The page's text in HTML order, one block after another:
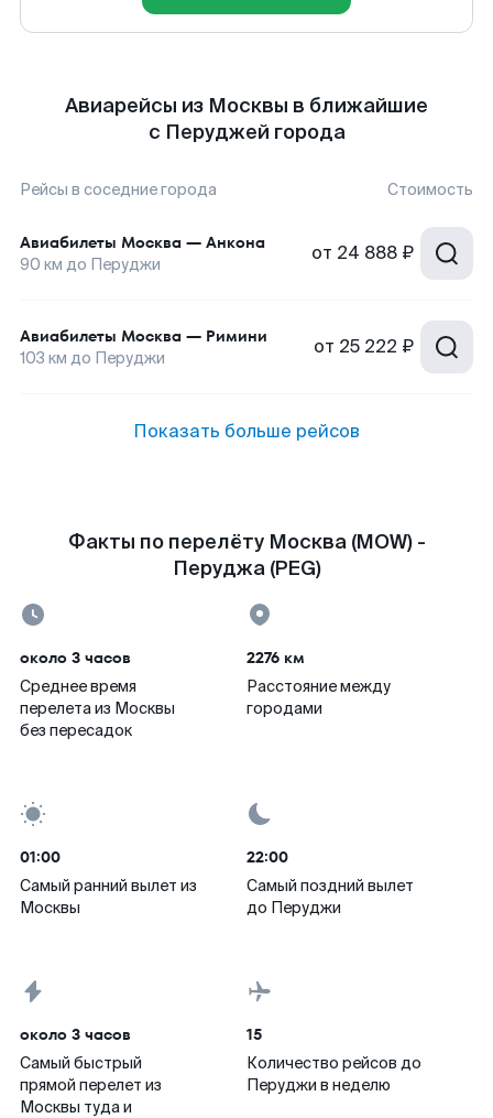
Авиарейсы из Москвы в ближайшие
с Перуджей города
Рейсы в соседние города Стоимость
Авиабилеты Москва — Анкона
90 км до Перуджи от 24 888 ₽
Авиабилеты Москва — Римини
103 км до Перуджи от 25 222 ₽
Показать больше рейсов
Факты по перелёту Москва (MOW) -
Перуджа (PEG)
около 3 часов
Среднее время
перелета из Москвы
без пересадок
2276 км
Расстояние между
городами
01:00
Самый ранний вылет из
Москвы
22:00
Самый поздний вылет
до Перуджи
около 3 часов
Самый быстрый
прямой перелет из
Москвы туда и
15
Количество рейсов до
Перуджи в неделю